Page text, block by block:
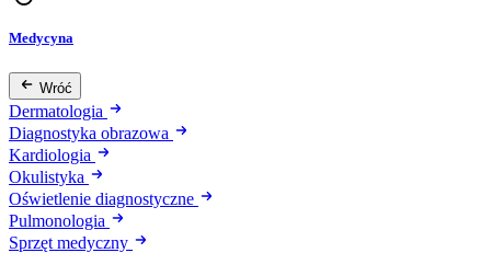
Medycyna
Wróć
Dermatologia
Diagnostyka obrazowa
Kardiologia
Okulistyka
Oświetlenie diagnostyczne
Pulmonologia
Sprzęt medyczny